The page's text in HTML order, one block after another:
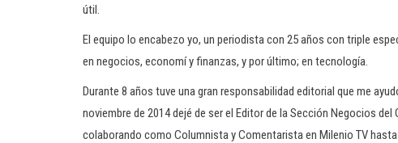
útil.
El equipo lo encabezo yo, un periodista con 25 años con triple
en negocios, economí y finanzas, y por último; en tecnología.
Durante 8 años tuve una gran responsabilidad editorial que me
noviembre de 2014 dejé de ser el Editor de la Sección Negocios
colaborando como Columnista y Comentarista en Milenio TV